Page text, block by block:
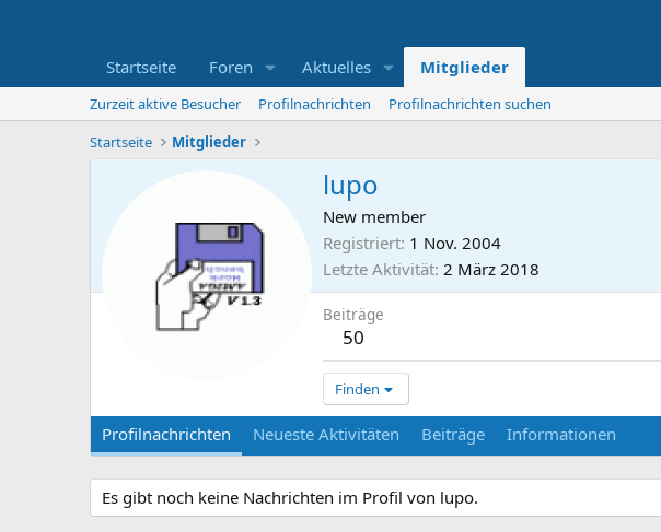
Startseite Foren Aktuelles Mitglieder
Zurzeit aktive Besucher Profilnachrichten
Profilnachrichten suchen
Startseite
Mitglieder
lupo
New member
Registriert 1 Nov. 2004
Letzte Aktivität 2 März 2018
Beiträge
50
Finden
Profilnachrichten Neueste Aktivitäten Beiträge Informationen
Es gibt noch keine Nachrichten im Profil von lupo.